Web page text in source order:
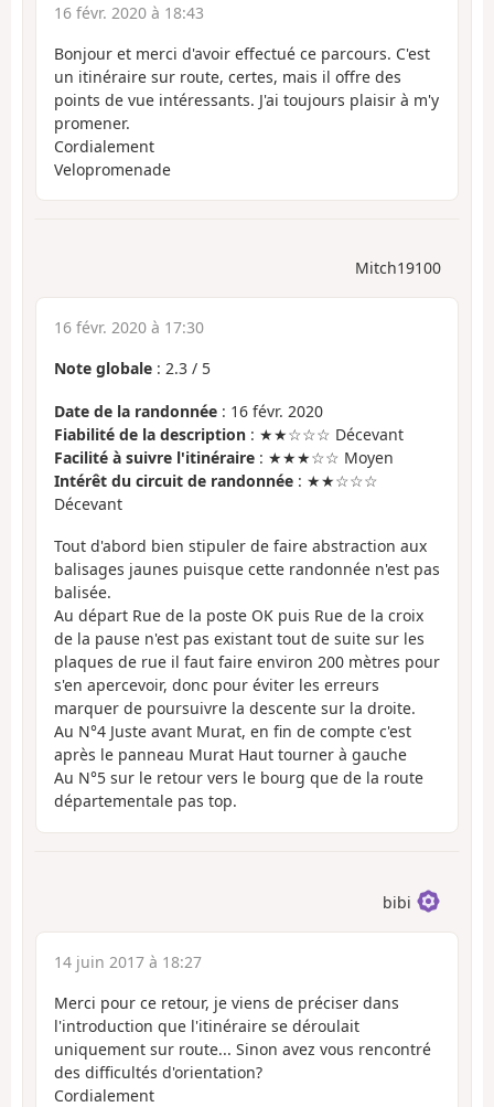
16 févr. 2020 à 18:43
Bonjour et merci d'avoir effectué ce parcours. C'est
un itinéraire sur route, certes, mais il offre des
points de vue intéressants. J'ai toujours plaisir à m'y
promener.
Cordialement
Velopromenade
Mitch19100
16 févr. 2020 à 17:30
Note globale : 2.3 / 5
Date de la randonnée : 16 févr. 2020
Fiabilité de la description : ★★☆☆☆ Décevant
Facilité à suivre l'itinéraire : ★★★☆☆ Moyen
Intérêt du circuit de randonnée : ★★☆☆☆
Décevant
Tout d'abord bien stipuler de faire abstraction aux
balisages jaunes puisque cette randonnée n'est pas
balisée.
Au départ Rue de la poste OK puis Rue de la croix
de la pause n'est pas existant tout de suite sur les
plaques de rue il faut faire environ 200 mètres pour
s'en apercevoir, donc pour éviter les erreurs
marquer de poursuivre la descente sur la droite.
Au N°4 Juste avant Murat, en fin de compte c'est
après le panneau Murat Haut tourner à gauche
Au N°5 sur le retour vers le bourg que de la route
départementale pas top.
bibi
14 juin 2017 à 18:27
Merci pour ce retour, je viens de préciser dans
l'introduction que l'itinéraire se déroulait
uniquement sur route... Sinon avez vous rencontré
des difficultés d'orientation?
Cordialement